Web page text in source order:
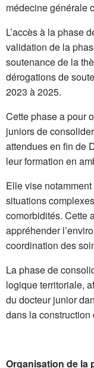
médecine générale
L’accès à la phase
validation de la
soutenance de la
dérogations de
2023 à 2025.
Cette phase a pour
juniors de
attendues en fin de
leur formation en
Elle vise
situations
comorbidités. Cette
appréhender
coordination des
La phase de
logique territoriale,
du docteur junior
dans la
Organisation de la